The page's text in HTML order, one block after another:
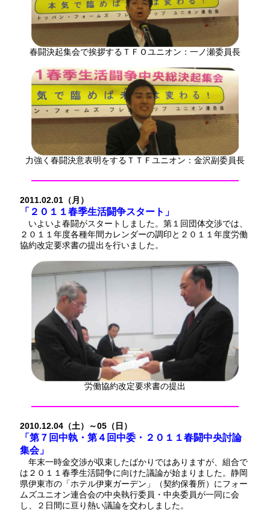
春闘決起集会で挨拶するＴＦＯユニオン：一ノ瀬委員長
力強く春闘決意表明をするＴＴＦユニオン：金沢副委員長
2011.02.01（月）
「２０１１春季生活闘争スタート」
いよいよ春闘がスタートしました。第１回団体交渉では、
２０１１年度各種年間カレンダーの調印と２０１１年度労働
協約改定要求書の提出を行いました。
労働協約改定要求書の提出
2010.12.04（土）～05（日）
「第７回中執・第４回中委・２０１１春闘中央討論
集会」
年末一時金交渉が収束したばかりではありますが、組合で
は２０１１春季生活闘争に向けた議論が始まりました。静岡
県伊東市の「ホテル伊東ガーデン」（契約保養所）にフォー
ムズユニオン連合会の中央執行委員・中央委員が一同に会
し、２日間に亘り熱い議論を交わしました。